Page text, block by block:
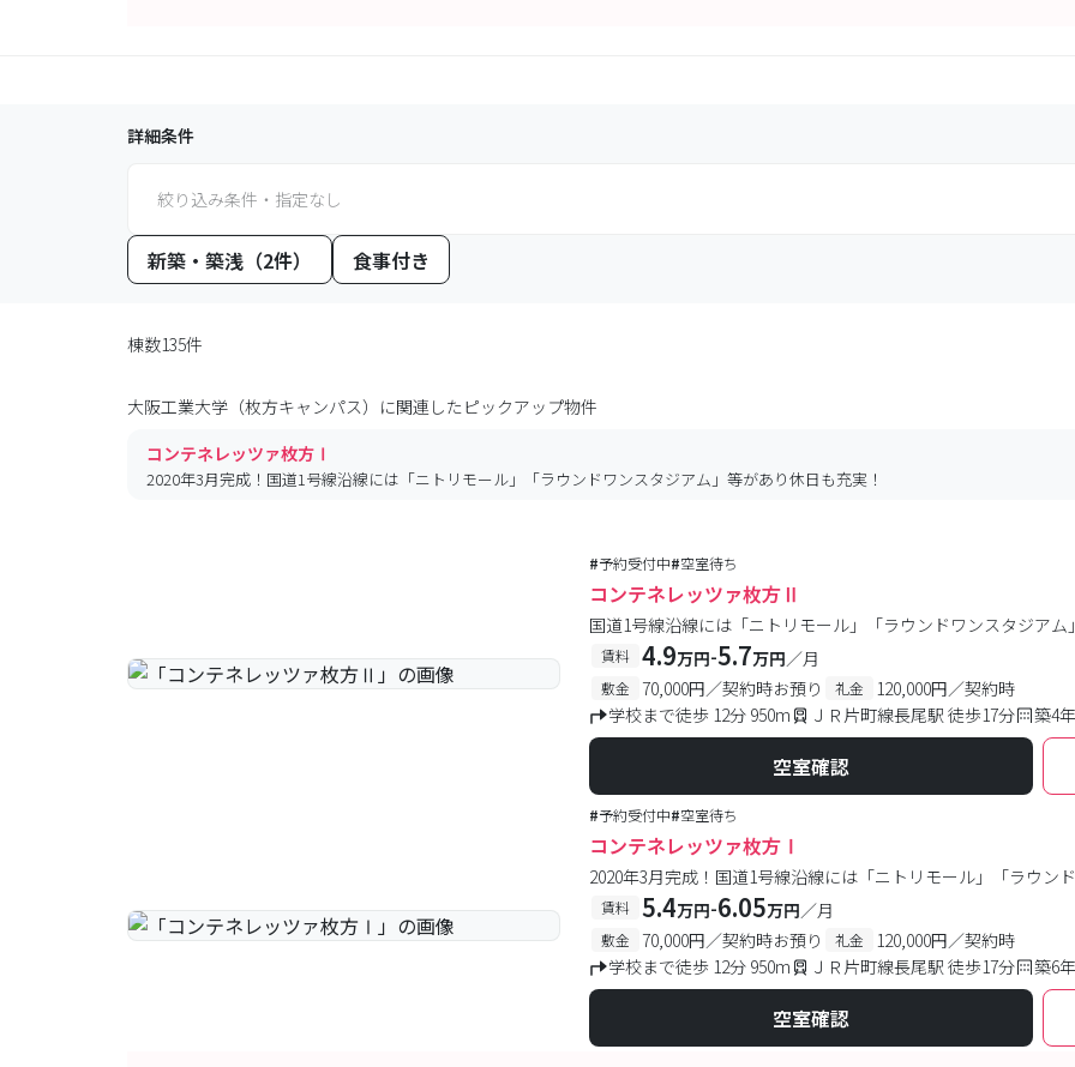
詳細条件
絞り込み条件・指定なし
新築・築浅（2件） 食事付き
棟数135件
大阪工業大学（枚方キャンパス） に関連したピックアップ物件
コンテネレッツァ枚方Ⅰ
2020年3月完成！国道1号線沿線には「ニトリモール」「ラウンドワンスタジアム」等があり休日も充実！
#予約受付中#空室待ち
コンテネレッツァ枚方Ⅱ
国道1号線沿線には「ニトリモール」「ラウンドワンスタジア
賃料 4.9万円-5.7万円／月
敷金 70,000円／契約時お預り 礼金
120,000円／契約時
学校まで徒歩 12分 950m
ＪＲ片町線長尾駅 徒歩17分 築4
空室確認
#予約受付中#空室待ち
コンテネレッツァ枚方Ⅰ
2020年3月完成！国道1号線沿線には「ニトリモール」「ラウン
賃料 5.4万円-6.05万円／月
敷金 70,000円／契約時お預り 礼金
120,000円／契約時
学校まで徒歩 12分 950m
ＪＲ片町線長尾駅 徒歩17分 築6
空室確認